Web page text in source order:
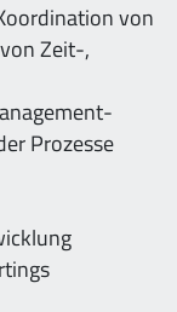
von
Zeit-,
Prozesse